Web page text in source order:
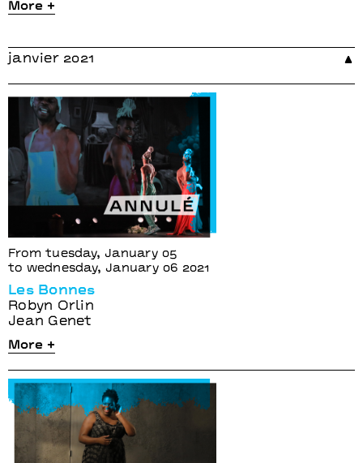
More +
janvier 2021
From tuesday, January 05
to wednesday, January 06 2021
Les Bonnes
Robyn Orlin
Jean Genet
More +